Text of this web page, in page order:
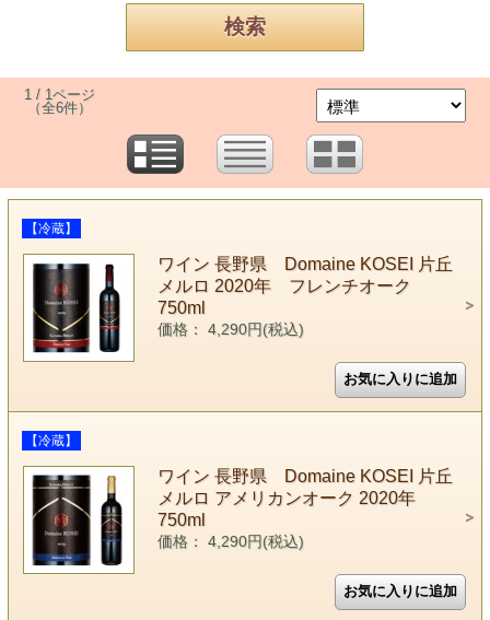
1 / 1ページ
（全6件）
【冷蔵】
ワイン 長野県 Domaine KOSEI 片丘
メルロ 2020年 フレンチオーク
750ml
価格： 4,290円(税込)
【冷蔵】
ワイン 長野県 Domaine KOSEI 片丘
メルロ アメリカンオーク 2020年
750ml
価格： 4,290円(税込)